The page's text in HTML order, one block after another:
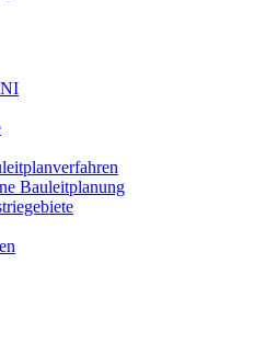
Bauleitplanung